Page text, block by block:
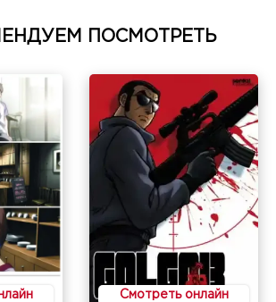
ПОСМОТРЕТЬ
Смотреть онлайн